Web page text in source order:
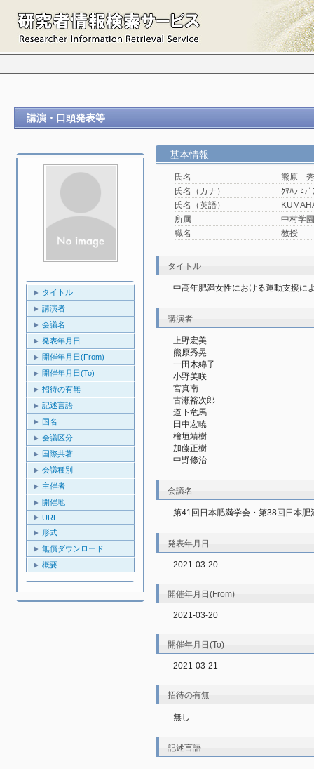
講演・口頭発表等
タイトル
講演者
会議名
発表年月日
開催年月日(From)
開催年月日(To)
招待の有無
記述言語
国名
会議区分
国際共著
会議種別
主催者
開催地
URL
形式
無償ダウンロード
概要
基本情報
氏名
熊原
氏名（カナ）
ｸﾏﾊﾗ ﾋﾃ
氏名（英語）
所属
中村学
職名
教授
タイトル
中高年肥満女性における運動支援に
講演者
上野宏美
熊原秀晃
一田木綿子
小野美咲
宮真南
古瀬裕次郎
道下竜馬
田中宏暁
檜垣靖樹
加藤正樹
中野修治
会議名
第41回日本肥満学会・第38回日本肥
発表年月日
2021-03-20
開催年月日(From)
2021-03-20
開催年月日(To)
2021-03-21
招待の有無
無し
記述言語